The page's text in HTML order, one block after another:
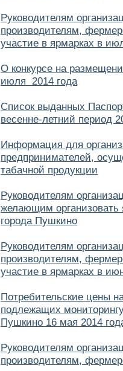
Руководителям
производителям,
участие в ярмарках в
О конкурсе на
июля 2014 года
Список выданных
весенне-летний период
Информация для
предпринимателей,
табачной продукции
Руководителям
желающим организовать
города Пушкино
Руководителям
производителям,
участие в ярмарках в
Потребительские цены
подлежащих
Пушкино 16 мая 2014
Руководителям
производителям,